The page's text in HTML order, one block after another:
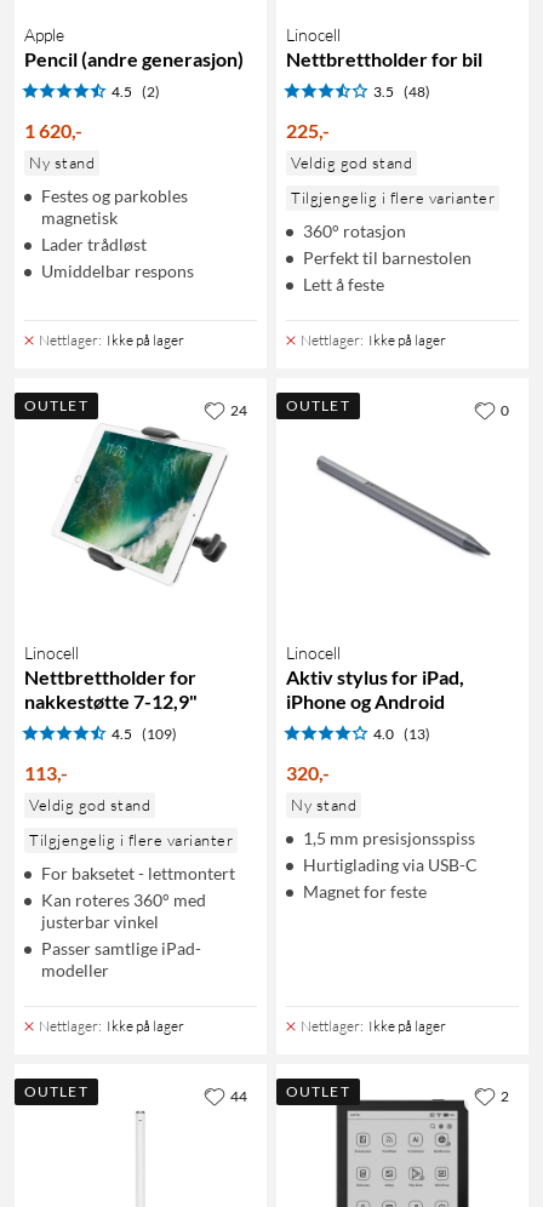
Apple
Pencil (andre generasjon)
4.5 (2)
1 620,-
Ny stand
Festes og parkobles
magnetisk
Lader trådløst
Umiddelbar respons
Nettlager: Ikke på lager
Linocell
Nettbrettholder for bil
3.5 (48)
225,-
Veldig god stand
Tilgjengelig i flere varianter
360° rotasjon
Perfekt til barnestolen
Lett å feste
Nettlager: Ikke på lager
OUTLET
Linocell
Nettbrettholder for
nakkestøtte 7-12,9"
4.5 (109)
113,-
Veldig god stand
Tilgjengelig i flere varianter
For baksetet - lettmontert
Kan roteres 360° med
justerbar vinkel
Passer samtlige iPad-
modeller
Nettlager: Ikke på lager
24 OUTLET
Linocell
Aktiv stylus for iPad,
iPhone og Android
4.0 (13)
320,-
Ny stand
1,5 mm presisjonsspiss
Hurtiglading via USB-C
Magnet for feste
Nettlager: Ikke på lager
0
OUTLET 44 OUTLET 2